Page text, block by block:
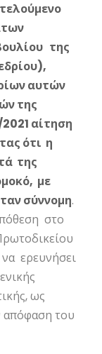
της
αυτών
της
αίτηση
ότι η
της
με
σύννομη.
στο
ερευνήσει
ως
απόφαση του